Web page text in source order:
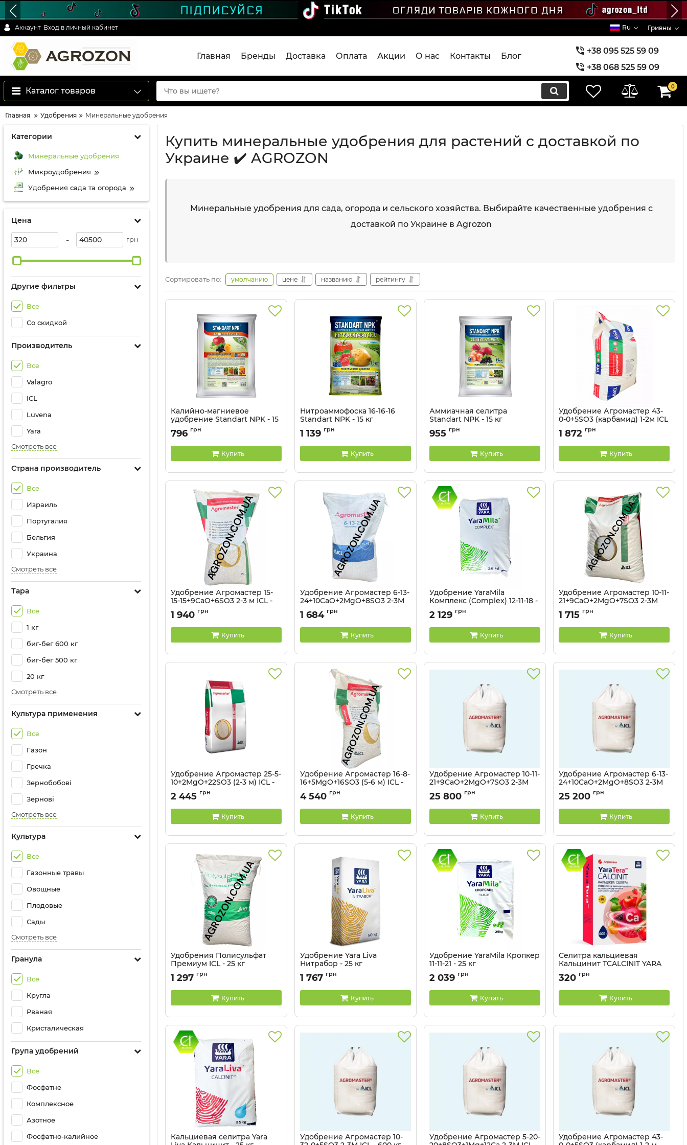
Аккаунт Вход в личный кабинет Ru Гривны
Главная Бренды Доставка Оплата Акции О нас Контакты Блог
+38 095 525 59 09
+38 068 525 59 09
+38 073 525 59 09
Каталог товаров 0
Главная Удобрения Минеральные удобрения
Категории
Минеральные удобрения
Микроудобрения
Удобрения сада та огорода
Цена
- грн
Другие фильтры
Все
Со скидкой
Производитель
Все
Valagro
ICL
Luvena
Yara
Смотреть все
Страна производитель
Все
Израиль
Португалия
Бельгия
Украина
Смотреть все
Тара
Все
1 кг
биг-бег 600 кг
биг-бег 500 кг
20 кг
Смотреть все
Культура применения
Все
Газон
Гречка
Зернобобові
Зернові
Смотреть все
Культура
Все
Газонные травы
Овощные
Плодовые
Сады
Смотреть все
Гранула
Все
Кругла
Рваная
Кристалическая
Група удобрений
Все
Фосфатне
Комплексное
Азотное
Фосфатно-калийное
Купить минеральные удобрения для растений с доставкой по
Украине ✔️ AGROZON
Минеральные удобрения для сада, огорода и сельского хозяйства. Выбирайте качественные удобрения с
доставкой по Украине в Agrozon
Сортировать по: умолчанию цене названию рейтингу
Калийно-магниевое
удобрение Standart NPK - 15
796 грн
Купить
Нитроаммофоска 16-16-16
Standart NPK - 15 кг
1 139 грн
Купить
Аммиачная селитра
Standart NPK - 15 кг
955 грн
Купить
Удобрение Агромастер 43-
0-0+5SO3 (карбамид) 1-2м ICL
1 872 грн
Купить
Удобрение Агромастер 15-
15-15+9CaO+6SO3 2-3 м ICL -
1 940 грн
Купить
Удобрение Агромастер 6-13-
24+10CaO+2MgO+8SO3 2-3М
ICL - 25 кг
1 684 грн
Купить
Удобрение YaraMila
Комплекс (Complex) 12-11-18 -
Артикул:
2 129 грн
Купить
Удобрение Агромастер 10-11-
21+9CaO+2MgO+7SO3 2-3М
ICL - 25 кг
1 715 грн
Купить
Удобрение Агромастер 25-5-
10+2MgO+22SO3 (2-3 м) ICL -
2 445 грн
Купить
Удобрение Агромастер 16-8-
16+5MgO+16SO3 (5-6 м) ICL -
4 540 грн
Купить
Удобрение Агромастер 10-11-
21+9CaO+2MgO+7SO3 2-3М
ICL - 600 кг
25 800 грн
Купить
Удобрение Агромастер 6-13-
24+10CaO+2MgO+8SO3 2-3М
ICL - 600 кг
25 200 грн
Купить
Удобрения Полисульфат
Премиум ICL - 25 кг
Артикул: 32015012
1 297 грн
Купить
Удобрение Yara Liva
Нитрабор - 25 кг
Артикул: 310312
1 767 грн
Купить
Удобрение YaraMila Кропкер
11-11-21 - 25 кг
Артикул: 3203130
2 039 грн
Купить
Селитра кальциевая
Кальцинит ТCALCINIT YARA
TERA - 0,9 кг
320 грн
Купить
Кальциевая селитра Yara
Удобрение Агромастер 10-
Удобрение Агромастер 5-20-
Удобрение Агромастер 43-